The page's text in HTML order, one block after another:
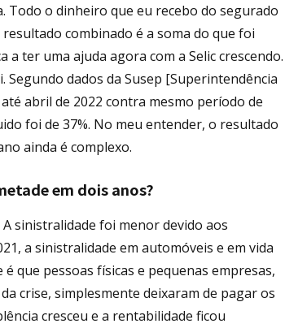
Todo o dinheiro que eu recebo do segurado
combinado é a soma do que foi
ter uma ajuda agora com a Selic crescendo.
Segundo dados da Susep [Superintendência
abril de 2022 contra mesmo período de
foi de 37%. No meu entender, o resultado
ainda é complexo.
em dois anos?
sinistralidade foi menor devido aos
a sinistralidade em automóveis e em vida
que pessoas físicas e pequenas empresas,
crise, simplesmente deixaram de pagar os
cresceu e a rentabilidade ficou